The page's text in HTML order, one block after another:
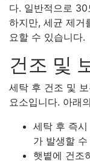
다. 일반적으로
하지만, 세균 제거
요할 수 있습니다.
건조 및
세탁 후 건조 및
요소입니다. 아래
세탁 후 즉
가 발생할
햇볕에 건조